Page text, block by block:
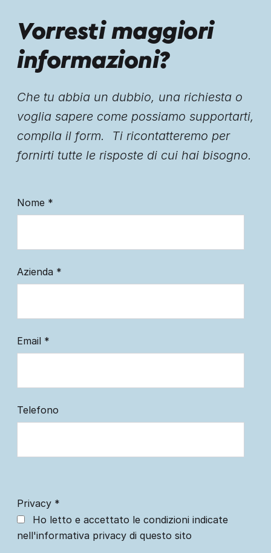
Vorresti maggiori
informazioni?
Che tu abbia un dubbio, una richiesta o
voglia sapere come possiamo supportarti,
compila il form. Ti ricontatteremo per
fornirti tutte le risposte di cui hai bisogno.
Nome *
Azienda *
Email *
Telefono
Privacy *
Ho letto e accettato le condizioni indicate
nell'informativa privacy di questo sito